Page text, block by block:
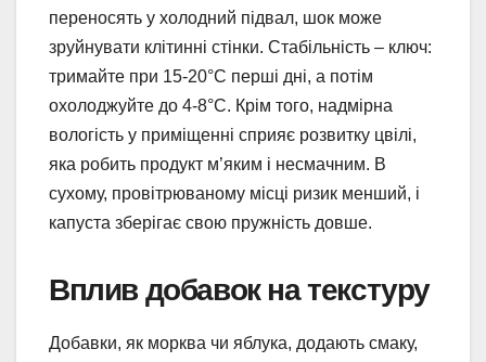
переносять у холодний підвал, шок може
зруйнувати клітинні стінки. Стабільність – ключ:
тримайте при 15-20°C перші дні, а потім
охолоджуйте до 4-8°C. Крім того, надмірна
вологість у приміщенні сприяє розвитку цвілі,
яка робить продукт м’яким і несмачним. В
сухому, провітрюваному місці ризик менший, і
капуста зберігає свою пружність довше.
Вплив добавок на текстуру
Добавки, як морква чи яблука, додають смаку,